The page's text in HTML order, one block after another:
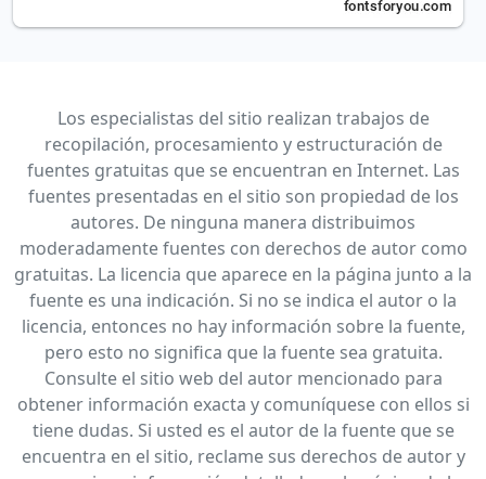
Los especialistas del sitio realizan trabajos de
recopilación, procesamiento y estructuración de
fuentes gratuitas que se encuentran en Internet. Las
fuentes presentadas en el sitio son propiedad de los
autores. De ninguna manera distribuimos
moderadamente fuentes con derechos de autor como
gratuitas. La licencia que aparece en la página junto a la
fuente es una indicación. Si no se indica el autor o la
licencia, entonces no hay información sobre la fuente,
pero esto no significa que la fuente sea gratuita.
Consulte el sitio web del autor mencionado para
obtener información exacta y comuníquese con ellos si
tiene dudas. Si usted es el autor de la fuente que se
encuentra en el sitio, reclame sus derechos de autor y